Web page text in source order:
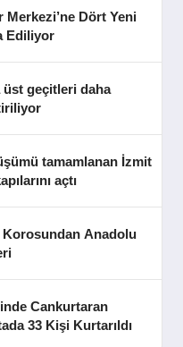
Merkezi’ne Dört Yeni
Ediliyor
üst geçitleri daha
tamamlanan İzmit
açtı
Korosundan Anadolu
Cankurtaran
33 Kişi Kurtarıldı